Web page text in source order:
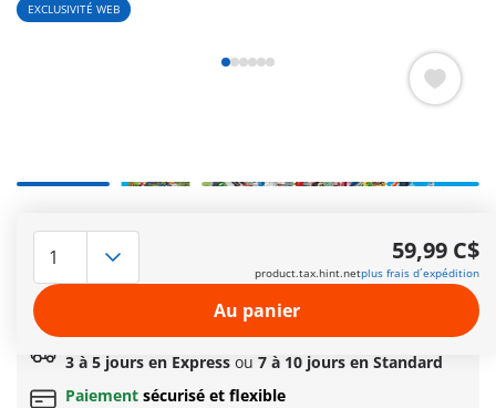
EXCLUSIVITÉ WEB
Options de livraison rapide : 3 à 5 jours avec Express
ou 7 à 10 jours avec Standard
Cadeauincroyable offert dès 149C$ d’achat!
Livraison standard offertedès
Livraison rapide au choix
3 à 5 jours en Express ou 7 à 10 jours en Standard
Paiement sécurisé et flexible
59,99 C$
product.tax.hint.netplus frais d´expédition
Au panier